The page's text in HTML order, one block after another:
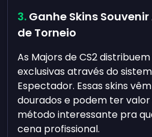
Ganhe Skins
de Torneio
As Majors de CS2
exclusivas através do
Espectador. Essas skins
dourados e podem ter
método interessante pra
cena profissional.